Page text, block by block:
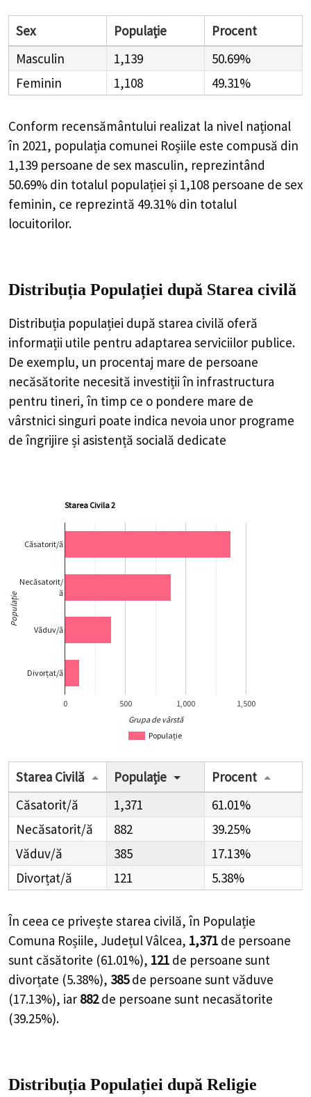
Sex Populație
Procent
Masculin
1,139
50.69%
Feminin
1,108 49.31%
Conform recensământului realizat la nivel național
în 2021, populația comunei Roșiile este compusă din
1,139 persoane de sex masculin, reprezintând
50.69% din totalul populației și 1,108 persoane de sex
feminin, ce reprezintă 49.31% din totalul
locuitorilor.
Distribuția Populației după Starea civilă
Distribuția populației după starea civilă oferă
informații utile pentru adaptarea serviciilor publice.
De exemplu, un procentaj mare de persoane
necăsătorite necesită investiții în infrastructura
pentru tineri, în timp ce o pondere mare de
vârstnici singuri poate indica nevoia unor programe
de îngrijire și asistență socială dedicate
Starea Civila 2
Populație
0 500 1,000 1,500
Căsatorit/ă
Necăsatorit/
ă
Văduv/ă
Divorțat/ă
Grupa de vârstă
Populație
Starea Civilă Populație
Procent
Căsatorit/ă
1,371
61.01%
Necăsatorit/ă
882
39.25%
Văduv/ă
385
17.13%
Divorțat/ă
121 5.38%
În ceea ce privește starea civilă, în Populație
Comuna Roșiile, Județul Vâlcea, 1,371 de persoane
sunt căsătorite (61.01%), 121 de persoane sunt
divorțate (5.38%), 385 de persoane sunt văduve
(17.13%), iar 882 de persoane sunt necasătorite
(39.25%).
Distribuția Populației după Religie